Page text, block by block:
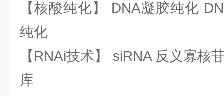
【核酸纯化】 DNA凝胶纯化
纯化
【RNAi技术】 siRNA 反义寡核
库